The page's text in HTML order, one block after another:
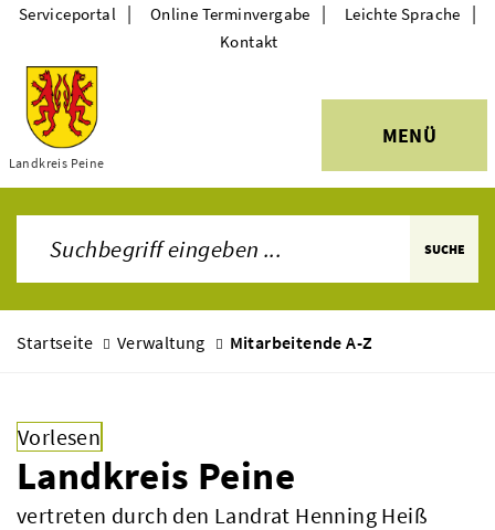
Themen
Landkreis Peine
MENÜ
Serviceportal | Online Terminvergabe | Leichte Sprache |
Kontakt
SUCHE
Startseite Verwaltung Mitarbeitende A-Z
Vorlesen
Landkreis Peine
vertreten durch den Landrat Henning Heiß